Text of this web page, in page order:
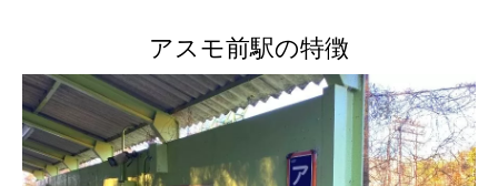
アスモ前駅の特徴